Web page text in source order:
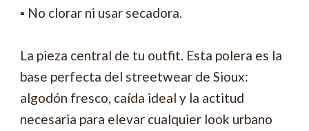
▪ No clorar ni usar secadora.
La pieza central de tu outfit. Esta polera es la
base perfecta del streetwear de Sioux:
algodón fresco, caída ideal y la actitud
necesaria para elevar cualquier look urbano